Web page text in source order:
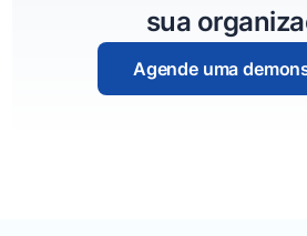
sua
Agende uma